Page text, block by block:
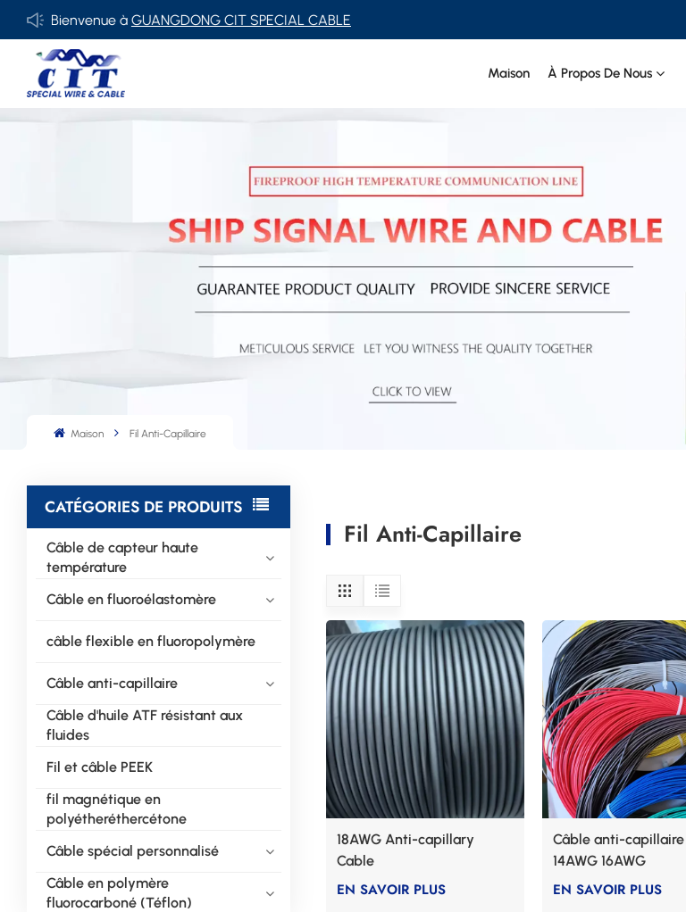
Bienvenue àGUANGDONG CIT SPECIAL CABLE Co., Ltd.
Maison À Propos De Nous
Maison Fil Anti-Capillaire
CATÉGORIES DE PRODUITS
Câble de capteur haute
température
Câble en fluoroélastomère
câble flexible en fluoropolymère
Câble anti-capillaire
Câble d'huile ATF résistant aux
fluides
Fil et câble PEEK
fil magnétique en
polyétheréthercétone
Câble spécial personnalisé
Câble en polymère
fluorocarboné (Téflon)
Fil Anti-Capillaire
18AWG Anti-capillary
Cable
EN SAVOIR PLUS
Câble anti-capillaire
14AWG 16AWG
EN SAVOIR PLUS